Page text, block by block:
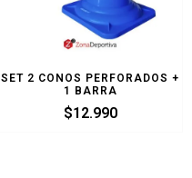
SET 2 CONOS PERFORADOS +
1 BARRA
$12.990